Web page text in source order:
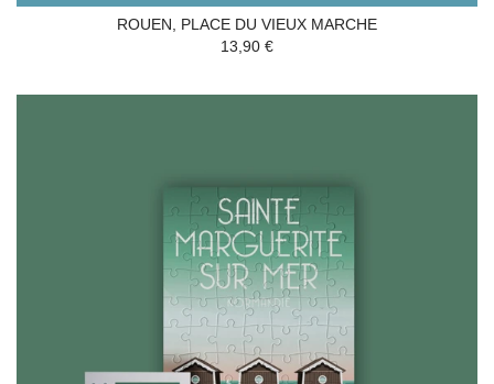
ROUEN, PLACE DU VIEUX MARCHE
13,90 €